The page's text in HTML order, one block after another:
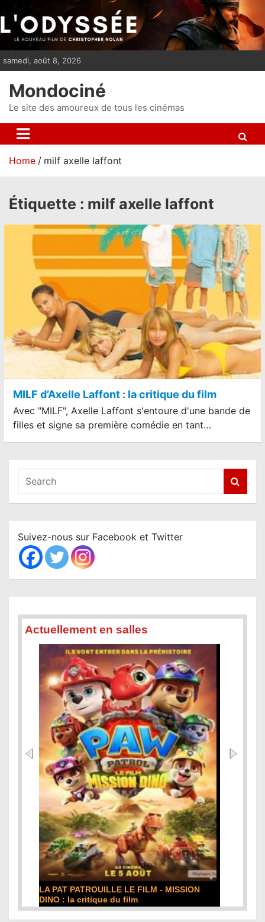
i
p
n
t
samedi, août 8, 2026
Mondociné
Le site des amoureux de tous les cinémas
Home milf axelle laffont
Étiquette : milf axelle laffont
MILF d’Axelle Laffont : la critique du film
Avec "MILF", Axelle Laffont s'entoure d'une bande de
filles et signe sa première comédie en tant…
a
c
h
Suivez-nous sur Facebook et Twitter
Actuellement en salles
LA PAT PATROUILLE LE FILM - MISSION
DINO : la critique du film